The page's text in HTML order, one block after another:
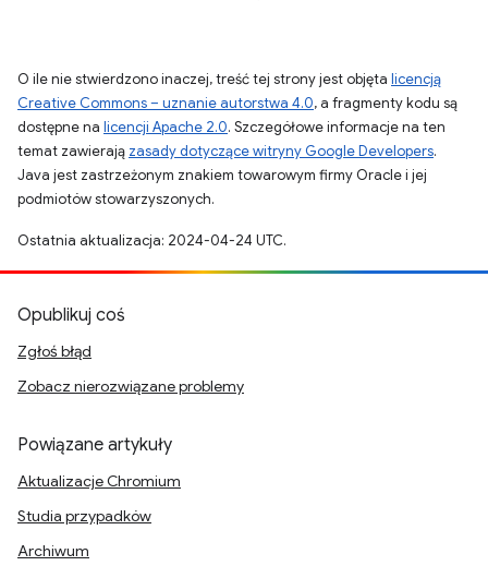
O ile nie stwierdzono inaczej, treść tej strony jest objęta licencją
Creative Commons – uznanie autorstwa 4.0, a fragmenty kodu są
dostępne na licencji Apache 2.0. Szczegółowe informacje na ten
temat zawierają zasady dotyczące witryny Google Developers.
Java jest zastrzeżonym znakiem towarowym firmy Oracle i jej
podmiotów stowarzyszonych.
Ostatnia aktualizacja: 2024-04-24 UTC.
Opublikuj coś
Zgłoś błąd
Zobacz nierozwiązane problemy
Powiązane artykuły
Aktualizacje Chromium
Studia przypadków
Archiwum